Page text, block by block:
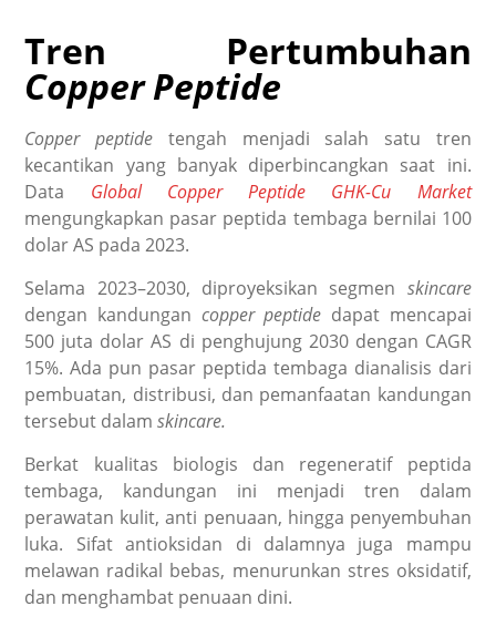
Tren Pertumbuhan
Copper Peptide
Copper peptide
tengah menjadi salah satu tren
kecantikan yang banyak diperbincangkan saat ini.
Data Global Copper Peptide GHK-Cu Market
mengungkapkan pasar peptida tembaga bernilai 100
dolar AS pada 2023.
Selama 2023–2030, diproyeksikan segmen skincare
dengan kandungan copper peptide dapat mencapai
500 juta dolar AS di penghujung 2030 dengan CAGR
15%. Ada pun pasar peptida tembaga dianalisis dari
pembuatan, distribusi, dan pemanfaatan kandungan
tersebut dalamskincare.
Berkat kualitas biologis dan regeneratif peptida
tembaga, kandungan ini menjadi tren dalam
perawatan kulit, anti penuaan, hingga penyembuhan
luka. Sifat antioksidan di dalamnya juga mampu
melawan radikal bebas, menurunkan stres oksidatif,
dan menghambat penuaan dini.